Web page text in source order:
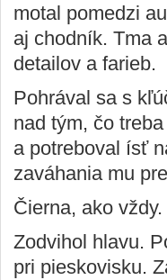
motal pomedzi
aj chodník. Tma
detailov a farieb.
Pohrával sa s
nad tým, čo
a potreboval ísť
zaváhania mu
Čierna, ako vždy.
Zodvihol hlavu.
pri pieskovisku.